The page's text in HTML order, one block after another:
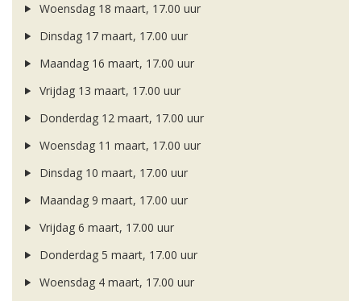
Woensdag 18 maart, 17.00 uur
Dinsdag 17 maart, 17.00 uur
Maandag 16 maart, 17.00 uur
Vrijdag 13 maart, 17.00 uur
Donderdag 12 maart, 17.00 uur
Woensdag 11 maart, 17.00 uur
Dinsdag 10 maart, 17.00 uur
Maandag 9 maart, 17.00 uur
Vrijdag 6 maart, 17.00 uur
Donderdag 5 maart, 17.00 uur
Woensdag 4 maart, 17.00 uur